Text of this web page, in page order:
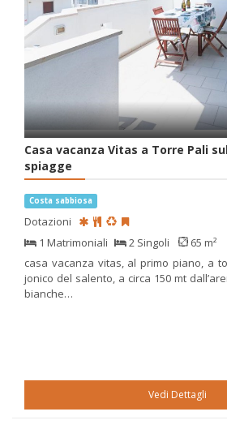
Casa vacanza Vitas a Torre Pali
spiagge
Costa sabbiosa
Dotazioni
1 Matrimoniali
2 Singoli
65 m²
casa vacanza vitas, al primo piano, a
jonico del salento, a circa 150 mt
bianche…
Vedi Dettagli